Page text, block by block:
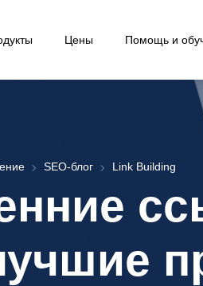
Цены Помощь и
SEO-блог Link Building